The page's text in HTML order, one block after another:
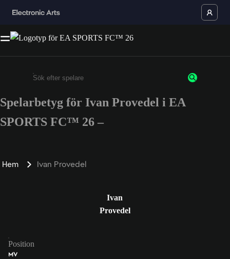
Ange minst 3 tecken eller siffror
Spelarbetyg för Ivan Provedel i EA
SPORTS FC™ 26 –
Hem Ivan Provedel
Ivan
Provedel
Position
MV